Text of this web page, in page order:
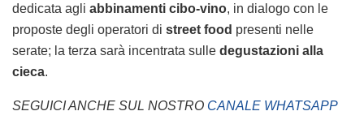
dedicata agli abbinamenti cibo-vino, in dialogo con le
proposte degli operatori di street food presenti nelle
serate; la terza sarà incentrata sulle degustazioni alla
cieca.
SEGUICI ANCHE SUL NOSTRO CANALE WHATSAPP